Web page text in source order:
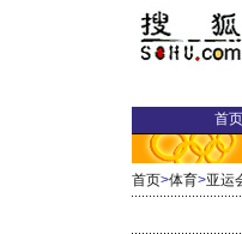
首页
首页>体育>亚运